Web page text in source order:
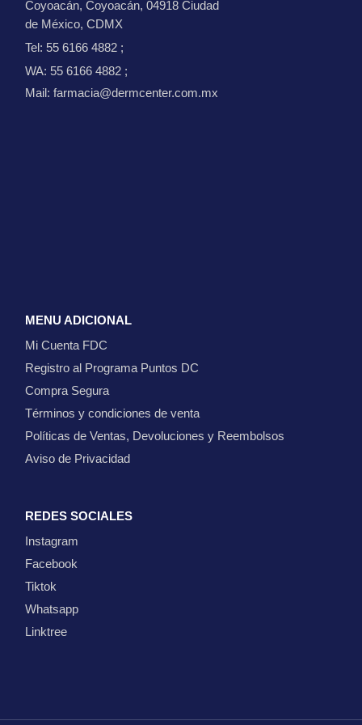
Coyoacán, Coyoacán, 04918 Ciudad
de México, CDMX
Tel: 55 6166 4882 ;
WA: 55 6166 4882 ;
Mail: farmacia@dermcenter.com.mx
MENU ADICIONAL
Mi Cuenta FDC
Registro al Programa Puntos DC
Compra Segura
Términos y condiciones de venta
Políticas de Ventas, Devoluciones y Reembolsos
Aviso de Privacidad
REDES SOCIALES
Instagram
Facebook
Tiktok
Whatsapp
Linktree